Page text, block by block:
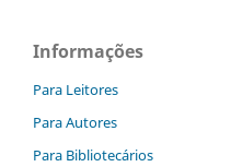
Informações
Para Leitores
Para Autores
Para Bibliotecários